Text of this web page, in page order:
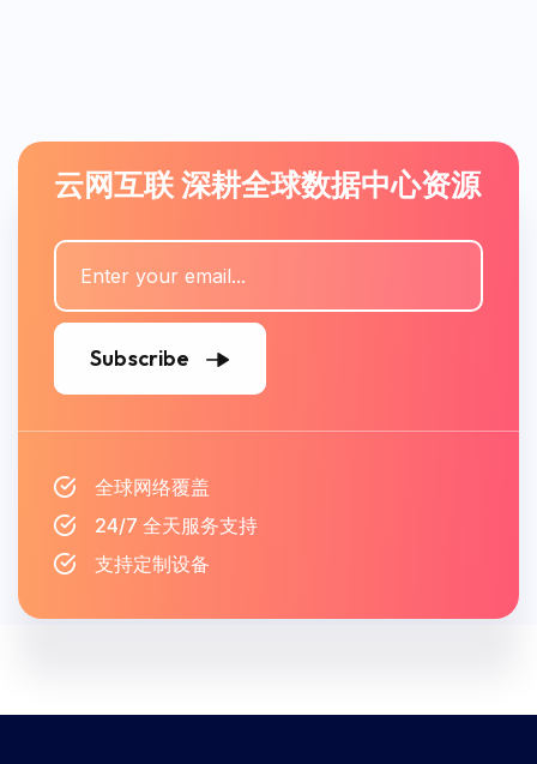
云网互联 深耕全球数据中心资源
Subscribe
全球网络覆盖
24/7 全天服务支持
支持定制设备